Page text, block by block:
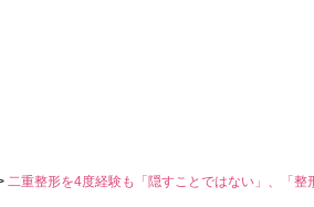
二重整形を4度経験も「隠すことではない」、「